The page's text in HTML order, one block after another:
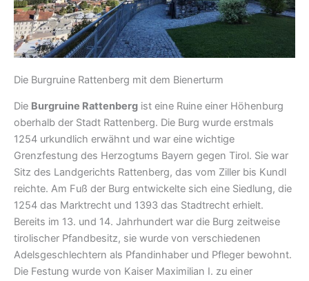
Die Burgruine Rattenberg mit dem Bienerturm
Die Burgruine Rattenberg ist eine Ruine einer Höhenburg
oberhalb der Stadt Rattenberg. Die Burg wurde erstmals
1254 urkundlich erwähnt und war eine wichtige
Grenzfestung des Herzogtums Bayern gegen Tirol. Sie war
Sitz des Landgerichts Rattenberg, das vom Ziller bis Kundl
reichte. Am Fuß der Burg entwickelte sich eine Siedlung, die
1254 das Marktrecht und 1393 das Stadtrecht erhielt.
Bereits im 13. und 14. Jahrhundert war die Burg zeitweise
tirolischer Pfandbesitz, sie wurde von verschiedenen
Adelsgeschlechtern als Pfandinhaber und Pfleger bewohnt.
Die Festung wurde von Kaiser Maximilian I. zu einer